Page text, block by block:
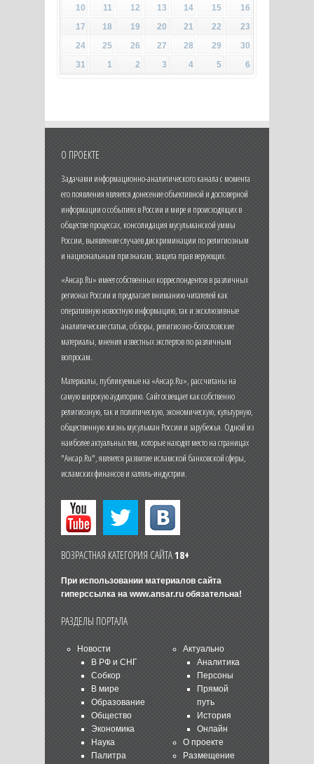
10
11 12 13 14 15
16
17
18 19 20 21 22
23
24
25 26 27 28 29
30
31
1 2 3 4 5 6
О ПРОЕКТЕ
Задачами информационно-аналитического канала с момента
его появления является донесение объективной и достоверной
информации о событиях в России и мире и происходящих в
обществе процессах, консолидация мусульманской уммы
России, выявление случаев дискриминации по религиозным
и национальным признакам, защита прав верующих.
«Ансар.Ru» имеет собственных корреспондентов в различных
регионах России и предлагает вниманию читателей как
оперативную новостную информацию, так и эксклюзивные
аналитические статьи, обзоры, религиозно-богословские
материалы, мнения известных экспертов по различным
вопросам.
Материалы, публикуемые на «Ансар.Ru», рассчитаны на
самую широкую аудиторию. Сайт освещает как собственно
религиозную, так и политическую, экономическую, культурную,
общественную жизнь мусульман России и зарубежья. Одной из
наиболее актуальных тем, которые находят место на страницах
"Ансар.Ru", является развитие исламской банковской сферы,
исламских финансов и халяль-индустрии.
ВОЗРАСТНАЯ КАТЕГОРИЯ САЙТА18+
При использовании материалов сайта
гиперссылка на www.ansar.ruобязательна!
РАЗДЕЛЫ ПОРТАЛА
Новости
В РФ и СНГ
Собкор
В мире
Образование
Общество
Экономика
Наука
Палитра
Актуально
Аналитика
Персоны
Прямой
путь
История
Онлайн
О проекте
Размещение